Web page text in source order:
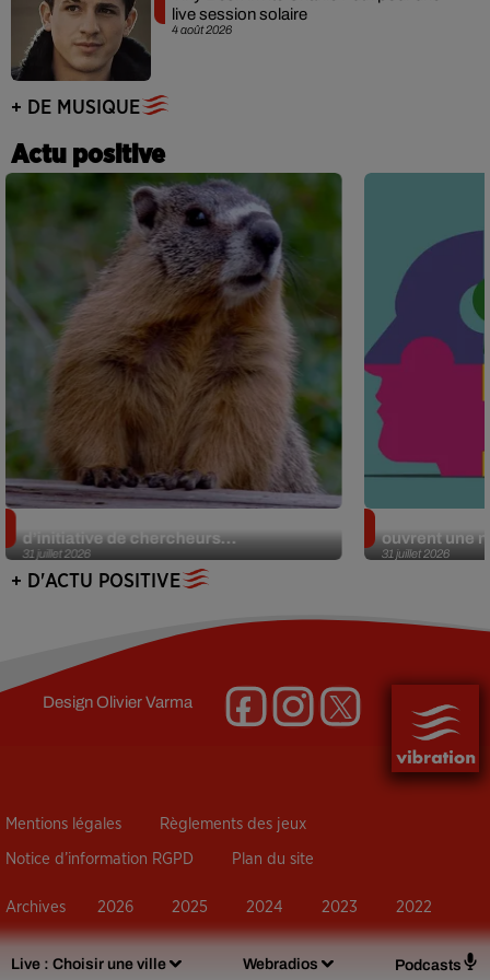
Live : Choisir une ville Webradios Podcasts
4 août 2026
live session solaire
+ DE MUSIQUE
Actu positive
31 juillet 2026
d’initiative de chercheurs...
31 juillet 2026
ouvrent une
+ D'ACTU POSITIVE
DesignOlivier Varma
Mentions légales Règlements des jeux
Notice d’information RGPD Plan du site
Archives 2026 2025 2024 2023 2022